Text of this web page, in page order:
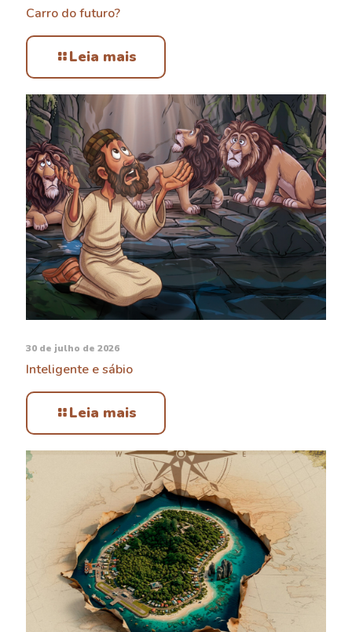
Carro do futuro?
Leia mais
30 de julho de 2026
Inteligente e sábio
Leia mais